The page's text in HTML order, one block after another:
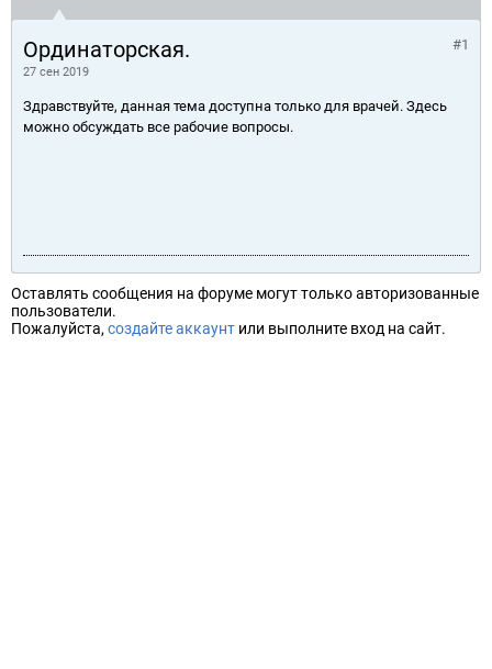
Ординаторская.
27 сен 2019
#1
Здравствуйте, данная тема доступна только для врачей. Здесь
можно обсуждать все рабочие вопросы.
Оставлять сообщения на форуме могут только авторизованные
пользователи.
Пожалуйста, создайте аккаунт или выполните вход на сайт.